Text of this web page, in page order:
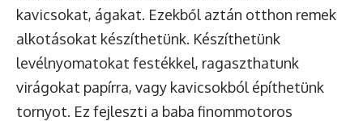
kavicsokat, ágakat. Ezekből aztán otthon remek
alkotásokat készíthetünk. Készíthetünk
levélnyomatokat festékkel, ragaszthatunk
virágokat papírra, vagy kavicsokból építhetünk
tornyot. Ez fejleszti a baba finommotoros